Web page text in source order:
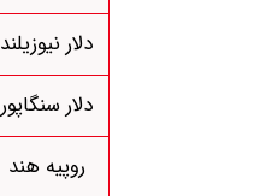
دلار نیوزیلند
دلار سنگاپور
روپیه هند